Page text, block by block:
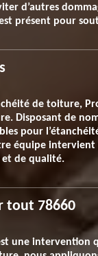
d’autres
présent pour
de toiture,
Disposant de
pour
équipe
et de qualité.
tout 78660
une intervention